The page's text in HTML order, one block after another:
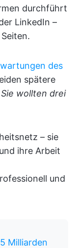
durchführt
LinkedIn –
des
spätere
wollten drei
– sie
ihre Arbeit
und
5 Milliarden